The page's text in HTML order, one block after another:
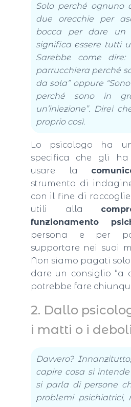
Solo perché ognuno
due orecchie per
bocca per dare un
significa essere tutti
Sarebbe come dire:
parrucchiera perché
da sola” oppure
perché sono in
un’iniezione”. Direi
proprio così.
Lo psicologo ha
specifica che gli
usare la
strumento di
con il fine di
utili alla
funzionamento
persona e per
supportare nei suoi
Non siamo pagati
dare un consiglio “a
potrebbe fare
2. Dallo
i matti o i deboli
Davvero?
capire cosa si intende
si parla di persone
problemi psichiatrici,